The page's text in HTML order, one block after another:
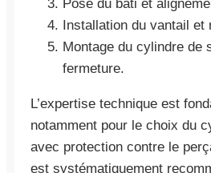
Pose du bâti et
Installation du vantail et
Montage du cylindre de
fermeture.
L’expertise technique est
notamment pour le choix du
avec protection contre le
est systématiquement